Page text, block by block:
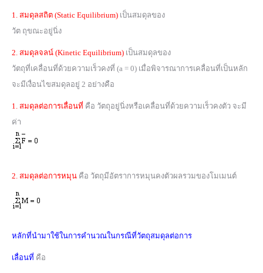
1. สมดุลสถิต (Static Equilibrium) เป็นสมดุลของ
วัต ถุขณะอยู่นิ่ง
2. สมดุลจลน์ (Kinetic Equilibrium) เป็นสมดุลของ
วัตถุที่เคลื่อนที่ด้วยความเร็วคงที่ (a = 0) เมื่อพิจารณาการเคลื่อนที่เป็นหลัก
จะมีเงื่อนไขสมดุลอยู่ 2 อย่างคือ
1. สมดุลต่อการเลื่อนที่ คือ วัตถุอยู่นิ่งหรือเคลื่อนที่ด้วยความเร็วคงตัว จะมี
ค่า
2. สมดุลต่อการหมุน คือ วัตถุมีอัตราการหมุนคงตัวผลรวมของโมเมนต์
หลักที่นำมาใช้ในการคำนวณในกรณีที่วัตถุสมดุลต่อการ
เลื่อนที่ คือ